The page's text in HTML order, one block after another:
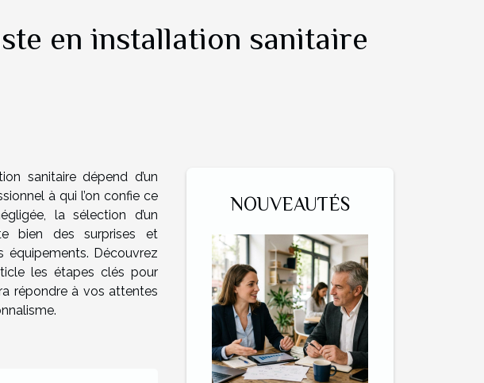
en installation sanitaire
sanitaire dépend d’un
à qui l’on confie ce
la sélection d’un
bien des surprises et
équipements. Découvrez
les étapes clés pour
répondre à vos attentes
NOUVEAUTÉS